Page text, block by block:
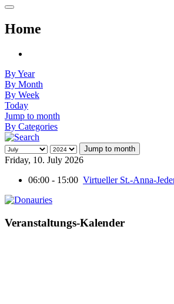
Home
By Year
By Month
By Week
Today
Jump to month
By Categories
Jump to month
Friday, 10. July 2026
06:00 - 15:00 Virtueller St.-Anna-
Veranstaltungs-Kalender